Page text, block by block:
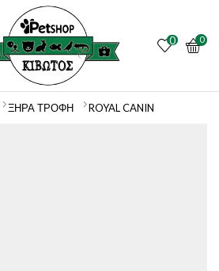
0 0
ΞΗΡΑ ΤΡΟΦΗ ROYAL CANIN